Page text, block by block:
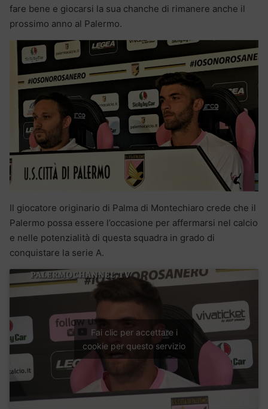
fare bene e giocarsi la sua chanche di rimanere anche il
prossimo anno al Palermo.
Il giocatore originario di Palma di Montechiaro crede che il
Palermo possa essere l’occasione per affermarsi nel calcio
e nelle potenzialità di questa squadra in grado di
conquistare la serie A.
Fai clic per accettare i
cookie per questo servizio